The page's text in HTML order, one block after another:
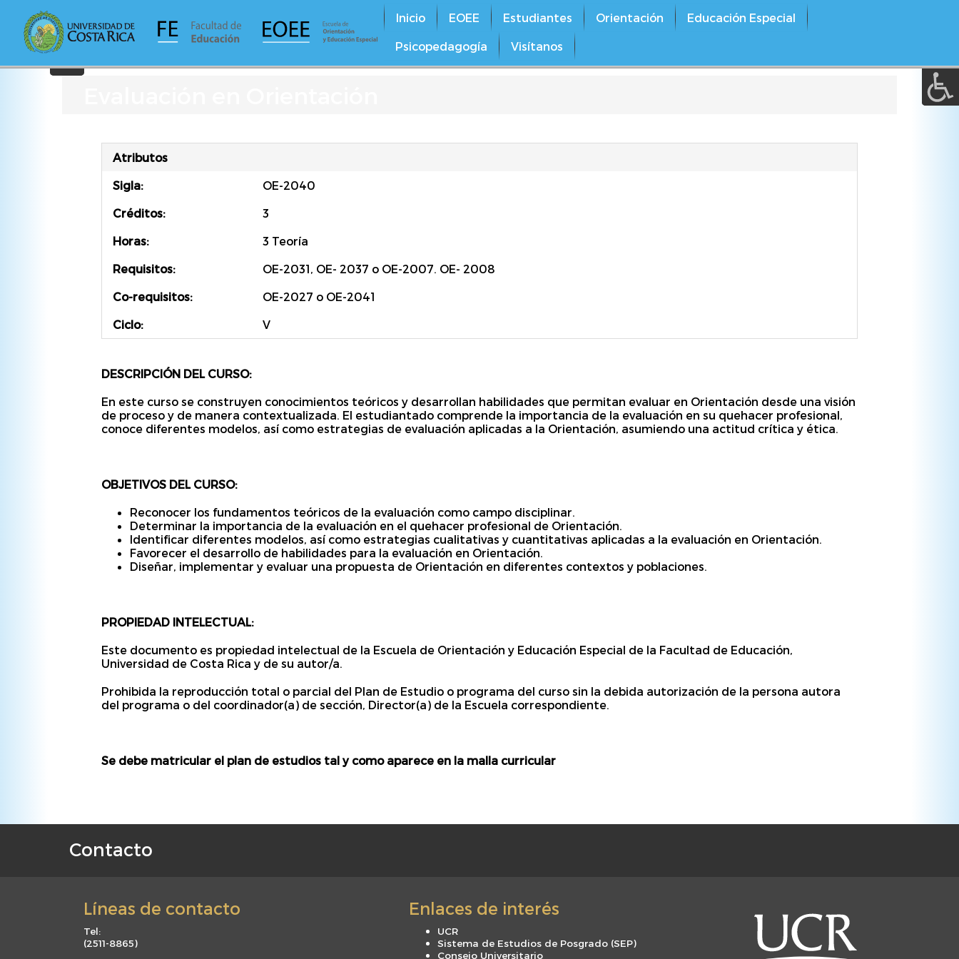
contenido
principal
Inicio EOEE Estudiantes Orientación Educación Especial
Psicopedagogía Visítanos
A a (+/-) :
Atributos
Sigla: OE-2040
Créditos: 3
Horas: 3 Teoría
Requisitos: OE-2031, OE- 2037 o OE-2007. OE- 2008
Co-requisitos: OE-2027 o OE-2041
Ciclo: V
DESCRIPCIÓN DEL CURSO:
En este curso se construyen conocimientos teóricos y desarrollan habilidades que permitan evaluar en Orientación desde una visión
de proceso y de manera contextualizada. El estudiantado comprende la importancia de la evaluación en su quehacer profesional,
conoce diferentes modelos, así como estrategias de evaluación aplicadas a la Orientación, asumiendo una actitud crítica y ética.
OBJETIVOS DEL CURSO:
Reconocer los fundamentos teóricos de la evaluación como campo disciplinar.
Determinar la importancia de la evaluación en el quehacer profesional de Orientación.
Identificar diferentes modelos, así como estrategias cualitativas y cuantitativas aplicadas a la evaluación en Orientación.
Favorecer el desarrollo de habilidades para la evaluación en Orientación.
Diseñar, implementar y evaluar una propuesta de Orientación en diferentes contextos y poblaciones.
PROPIEDAD INTELECTUAL:
Este documento es propiedad intelectual de la Escuela de Orientación y Educación Especial de la Facultad de Educación,
Universidad de Costa Rica y de su autor/a.
Prohibida la reproducción total o parcial del Plan de Estudio o programa del curso sin la debida autorización de la persona autora
del programa o del coordinador(a) de sección, Director(a) de la Escuela correspondiente.
Se debe matricular el plan de estudios tal y como aparece en la malla curricular
FContacto
Líneas de contacto
Tel:
(2511-8865)
Enlaces de interés
UCR
Sistema de Estudios de Posgrado (SEP)
Consejo Universitario